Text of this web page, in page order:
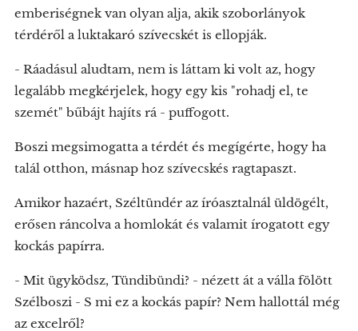
emberiségnek van olyan alja, akik szoborlányok
térdéről a luktakaró szívecskét is ellopják.
- Ráadásul aludtam, nem is láttam ki volt az, hogy
legalább megkérjelek, hogy egy kis "rohadj el, te
szemét" bűbájt hajíts rá - puffogott.
Boszi megsimogatta a térdét és megígérte, hogy ha
talál otthon, másnap hoz szívecskés ragtapaszt.
Amikor hazaért, Széltündér az íróasztalnál üldögélt,
erősen ráncolva a homlokát és valamit írogatott egy
kockás papírra.
- Mit ügyködsz, Tündibündi? - nézett át a válla fölött
Szélboszi - S mi ez a kockás papír? Nem hallottál még
az excelről?